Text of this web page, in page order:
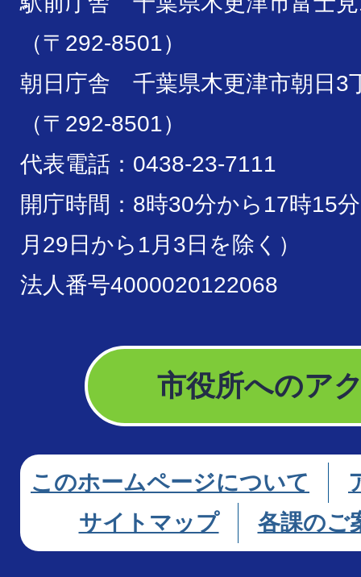
（〒292-8501）
朝日庁舎 千葉県木更津市朝日3
（〒292-8501）
代表電話：0438-23-7111
開庁時間：8時30分から17時15
月29日から1月3日を除く）
法人番号4000020122068
市役所へのア
このホームページについて
サイトマップ
各課のご